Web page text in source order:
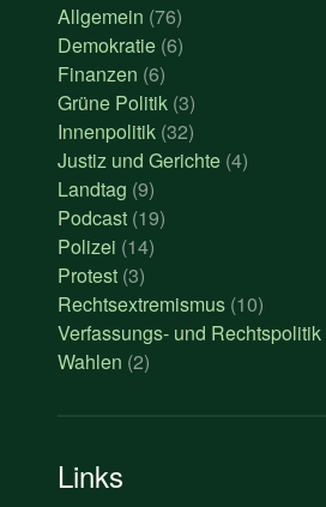
Allgemein (76)
Demokratie (6)
Finanzen (6)
Grüne Politik (3)
Innenpolitik (32)
Justiz und Gerichte (4)
Landtag (9)
Podcast (19)
Polizei (14)
Protest (3)
Rechtsextremismus (10)
Verfassungs- und Rechtspolitik
Wahlen (2)
Links